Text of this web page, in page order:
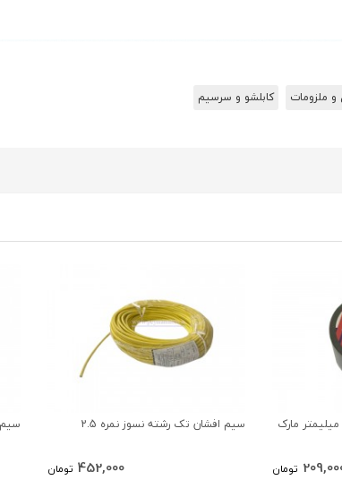
و ملزومات کابلشو و سرسیم
نوار چسب (لنت) با عرض 42 میلیمتر مارک
تومان
سیم افشان تک رشته نسوز نمره 2.5
452,000 تومان
سیم